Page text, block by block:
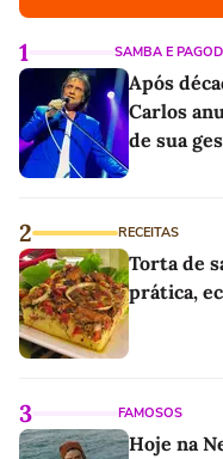
1 SAMBA E
Após
Carlos
de sua
2 RECEITAS
Torta de
prática,
3 FAMOSOS
Hoje na